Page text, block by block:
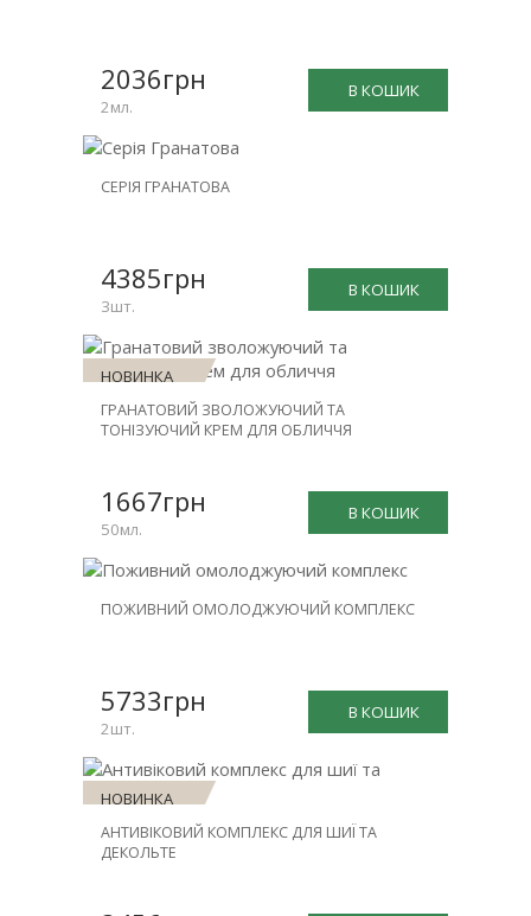
-15%
В КОШИК
2036грн
2мл.
НОВИНКА
-20%
СЕРІЯ ГРАНАТОВА
В КОШИК
4385грн
3шт.
НОВИНКА
ГРАНАТОВИЙ ЗВОЛОЖУЮЧИЙ ТА
ТОНІЗУЮЧИЙ КРЕМ ДЛЯ ОБЛИЧЧЯ
В КОШИК
1667грн
50мл.
НОВИНКА
-31%
ПОЖИВНИЙ ОМОЛОДЖУЮЧИЙ КОМПЛЕКС
В КОШИК
5733грн
2шт.
НОВИНКА
ЗНИЖКА
АНТИВІКОВИЙ КОМПЛЕКС ДЛЯ ШИЇ ТА
ДЕКОЛЬТЕ